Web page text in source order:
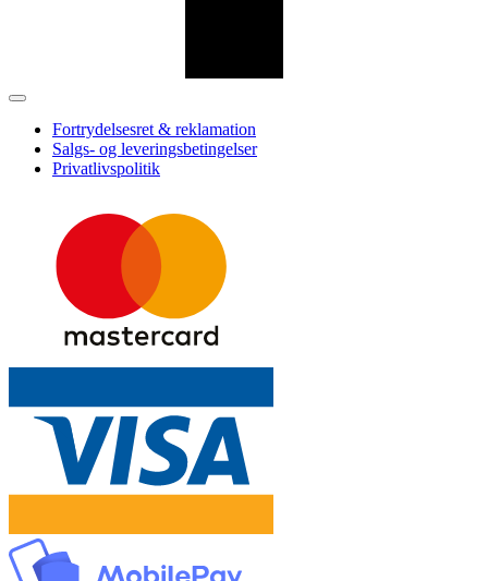
Fortrydelsesret & reklamation
Salgs- og leveringsbetingelser
Privatlivspolitik